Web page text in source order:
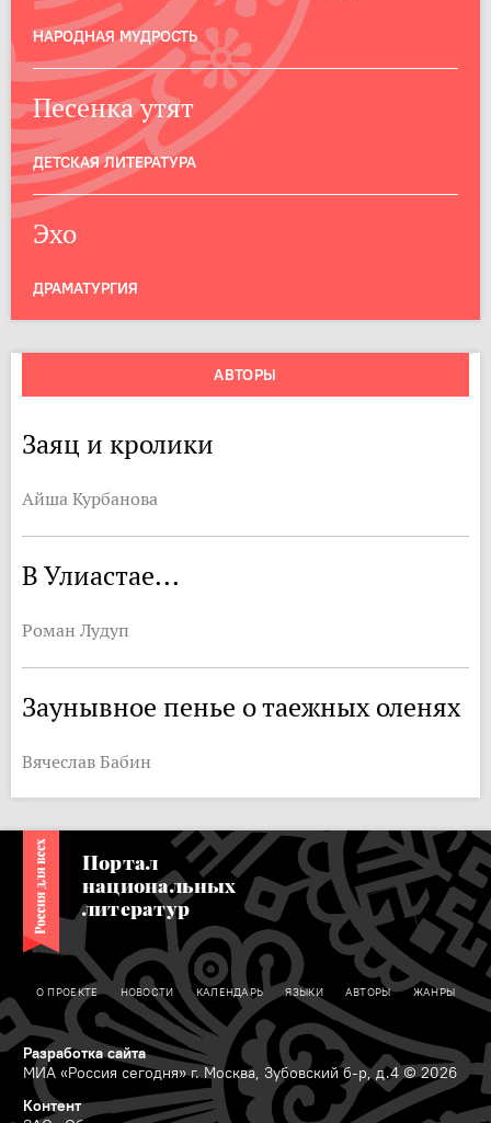
НАРОДНАЯ МУДРОСТЬ
Песенка утят
ДЕТСКАЯ ЛИТЕРАТУРА
Эхо
ДРАМАТУРГИЯ
АВТОРЫ
Заяц и кролики
Айша Курбанова
В Улиастае...
Роман Лудуп
Заунывное пенье о таежных оленях
Вячеслав Бабин
Портал
национальных
литератур
О ПРОЕКТЕ НОВОСТИ КАЛЕНДАРЬ ЯЗЫКИ АВТОРЫ ЖАНРЫ
Разработка сайта
МИА «Россия сегодня» г. Москва, Зубовский б-р, д.4 © 2026
Контент